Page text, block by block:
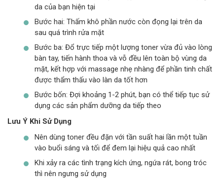
da của bạn hiện tại
Bước hai: Thấm khô phần nước còn đọng lại trên da
sau quá trình rửa mặt
Bước ba: Đổ trực tiếp một lượng toner vừa đủ vào lòng
bàn tay, tiến hành thoa và vỗ đều lên toàn bộ vùng da
mặt, kết hợp với massage nhẹ nhàng để phần tinh chất
được thẩm thấu vào làn da tốt hơn
Bước bốn: Đợi khoảng 1-2 phút, bạn có thể tiếp tục sử
dụng các sản phẩm dưỡng da tiếp theo
Lưu Ý Khi Sử Dụng
Nên dùng toner đều đặn với tần suất hai lần một tuần
vào buổi sáng và tối để đem lại hiệu quả cao nhất
Khi xảy ra các tình trạng kích ứng, ngứa rát, bong tróc
thì nên ngưng sử dụng